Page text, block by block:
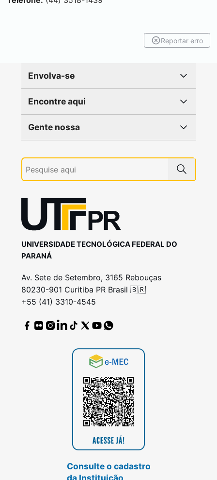
Reportar erro
Envolva-se
Encontre aqui
Gente nossa
UNIVERSIDADE TECNOLÓGICA FEDERAL DO
PARANÁ
Av. Sete de Setembro, 3165 Rebouças
80230-901 Curitiba PR Brasil 🇧🇷
+55 (41) 3310-4545
Consulte o cadastro
da Instituição